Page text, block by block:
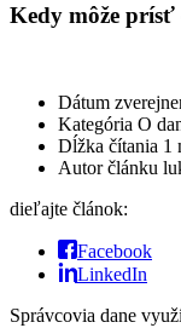
Kedy môže
Dátum
Kategória O
Dĺžka čítania 1
Autor článku
dieľajte článok:
Facebook
LinkedIn
Správcovia dane